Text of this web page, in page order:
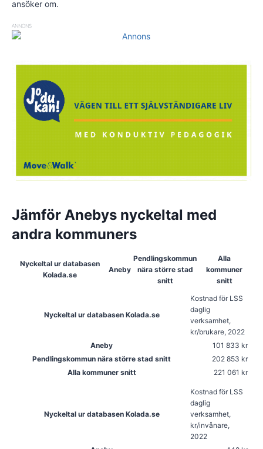
ansöker om.
ANNONS
Jämför Anebys nyckeltal med
andra kommuners
Nyckeltal ur databasen
Kolada.se
Aneby
Pendlingskommun
nära större stad
snitt
Alla
kommuner
snitt
Nyckeltal ur databasen Kolada.se
Kostnad för LSS
daglig
verksamhet,
kr/brukare, 2022
Aneby
101 833 kr
Pendlingskommun nära större stad snitt
202 853 kr
Alla kommuner snitt
221 061 kr
Nyckeltal ur databasen Kolada.se
Kostnad för LSS
daglig
verksamhet,
kr/invånare,
2022